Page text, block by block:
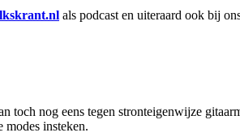
als podcast en uiteraard ook bij
toch nog eens tegen stronteigenwijze
modes insteken.